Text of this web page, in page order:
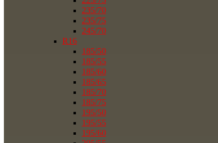
235/70
235/75
245/70
R16
185/50
185/55
185/60
185/65
185/70
185/75
195/50
195/55
195/60